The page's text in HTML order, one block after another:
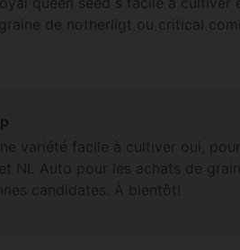
de notherligt ou critical